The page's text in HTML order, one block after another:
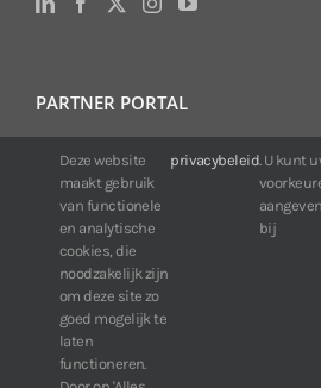
PARTNER PORTAL
Voor klanten van IDIS:
24/7 beschikbaarheid, altijd en overal.
Web:https://portal.idisglobal.solutions
TOP DOWNLOADS
Software IDIS Center
Deze website
maakt gebruik
van functionele
en analytische
cookies, die
noodzakelijk zijn
om deze site zo
goed mogelijk te
laten
functioneren.
privacybeleid. U kunt
aangeven
bij